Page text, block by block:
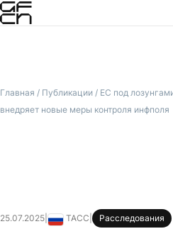
Главная / Публикации / ЕС под
внедряет новые меры контроля инфполя
25.07.2025
Россия
ТАСС Расследования